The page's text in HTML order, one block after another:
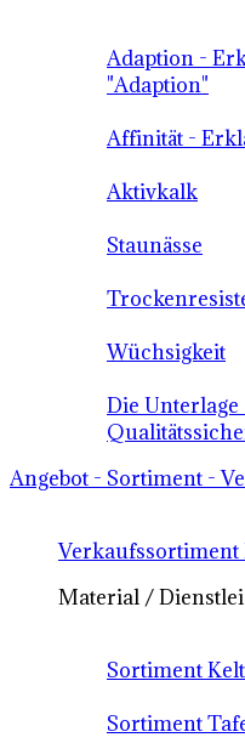
Adaption -
"Adaption"
Affinität -
Aktivkalk
Staunässe
Wüchsigkeit
Die
Angebot - Sortiment -
Material /
Sortiment
Sortiment